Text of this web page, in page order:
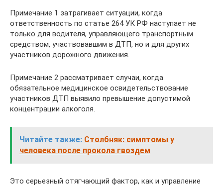
Примечание 1 затрагивает ситуации, когда
ответственность по статье 264 УК РФ наступает не
только для водителя, управляющего транспортным
средством, участвовавшим в ДТП, но и для других
участников дорожного движения.
Примечание 2 рассматривает случаи, когда
обязательное медицинское освидетельствование
участников ДТП выявило превышение допустимой
концентрации алкоголя.
Читайте также: Столбняк: симптомы у
человека после прокола гвоздем
Это серьезный отягчающий фактор, как и управление